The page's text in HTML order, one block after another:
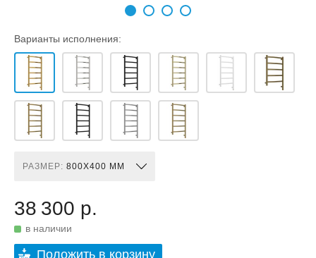
Варианты исполнения:
РАЗМЕР: 800X400 ММ
38 300 р.
в наличии
Положить в корзину